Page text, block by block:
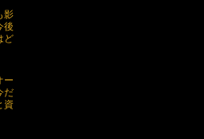
影
後
ど
ー
だ
資